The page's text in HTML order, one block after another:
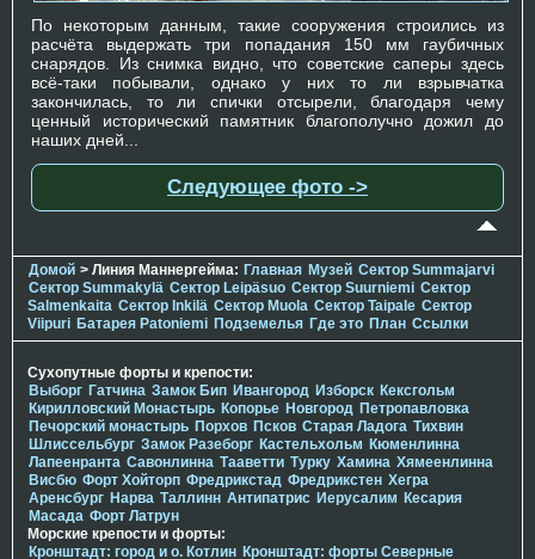
По некоторым данным, такие сооружения строились из
расчёта выдержать три попадания 150 мм гаубичных
снарядов. Из снимка видно, что советские саперы здесь
всё-таки побывали, однако у них то ли взрывчатка
закончилась, то ли спички отсырели, благодаря чему
ценный исторический памятник благополучно дожил до
наших дней...
Следующее фото ->
Домой > Линия Маннергейма: Главная Музей Сектор Summajarvi
Сектор Summakylä Сектор Leipäsuo Сектор Suurniemi Сектор
Salmenkaita Сектор Inkilä Сектор Muola Сектор Taipale Сектор
Viipuri Батарея Patoniemi Подземелья Где это План Ссылки
Сухопутные форты и крепости:
Выборг Гатчина Замок Бип Ивангород Изборск Кексгольм
Кирилловский Монастырь Копорье Новгород Петропавловка
Печорcкий монастырь Порхов Псков Старая Ладога Тихвин
Шлиссельбург Замок Разеборг Кастельхольм Кюменлинна
Лапеенранта Савонлинна Тааветти Турку Хамина Хямеенлинна
Висбю Форт Хойторп Фредрикстад Фредрикстен Хегра
Аренсбург Нарва Таллинн Антипатрис Иерусалим Кесария
Масада Форт Латрун
Морские крепости и форты:
Кронштадт: город и о. Котлин Кронштадт: форты Северные